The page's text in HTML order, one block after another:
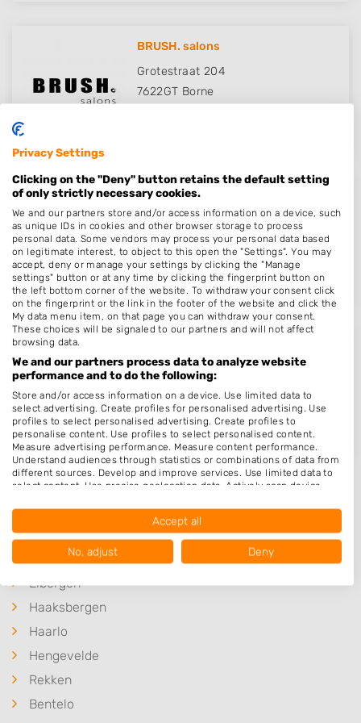
BRUSH. salons
Grotestraat 204
7622GT Borne
Piekfijn Kappers
Meddosestraat 14 a
7101CV Winterswijk
Op 19,04 km afstand
Voortsweg 204 C2
7523CK Enschede
Op 19,30 km afstand
Plaatsen in de buurt
Eibergen
Haaksbergen
Haarlo
Hengevelde
Rekken
Bentelo
Privacy Settings
Clicking on the "Deny" button retains the default setting
of only strictly necessary cookies.
We and our partners store and/or access information on a device, such
as unique IDs in cookies and other browser storage to process
personal data. Some vendors may process your personal data based
on legitimate interest, to object to this open the "Settings". You may
accept, deny or manage your settings by clicking the "Manage
settings" button or at any time by clicking the fingerprint button on
the left bottom corner of the website. To withdraw your consent click
on the fingerprint or the link in the footer of the website and click the
My data menu item, on that page you can withdraw your consent.
These choices will be signaled to our partners and will not affect
browsing data.
We and our partners process data to analyze website
performance and to do the following:
Store and/or access information on a device. Use limited data to
select advertising. Create profiles for personalised advertising. Use
profiles to select personalised advertising. Create profiles to
personalise content. Use profiles to select personalised content.
Measure advertising performance. Measure content performance.
Understand audiences through statistics or combinations of data from
different sources. Develop and improve services. Use limited data to
select content. Use precise geolocation data. Actively scan device
Data may be shared outside of the European Union and send to the
Your consent and the cookie policy applies solely to this website/app.
View Partner List (1016 IAB Vendors)
We use your data for the following purposes:
IAB processing purposes:
Store and/or access information on a device
Use limited data to select advertising
Accept all
No, adjust Deny